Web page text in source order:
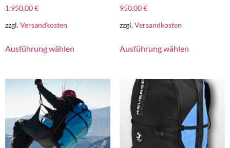
1.950,00€
zzgl.Versandkosten
Ausführung wählen
950,00€
zzgl.Versandkosten
Ausführung wählen